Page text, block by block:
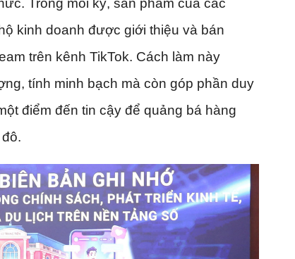
Trong mỗi kỳ, sản phẩm của các
kinh doanh được giới thiệu và bán
trên kênh TikTok. Cách làm này
tính minh bạch mà còn góp phần duy
điểm đến tin cậy để quảng bá hàng